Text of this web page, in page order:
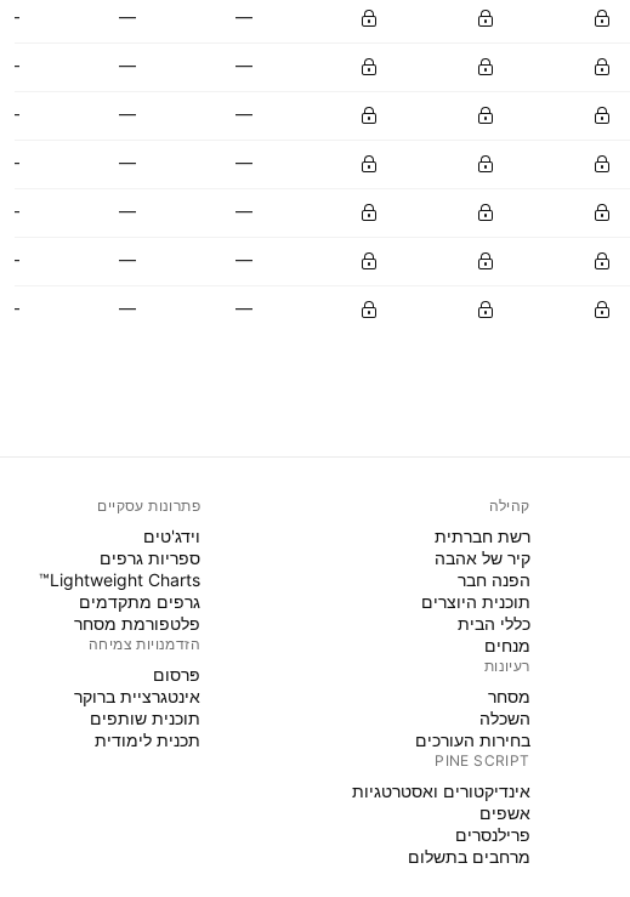
—
—
—
—
—
—
—
—
—
—
—
—
—
—
—
—
—
—
—
—
—
קהילה
רשת חברתית
קיר של אהבה
הפנה חבר
תוכנית היוצרים
כללי הבית
מנחים
רעיונות
מסחר
השכלה
בחירות העורכים
PINE SCRIPT
אינדיקטורים ואסטרטגיות
אשפים
פרילנסרים
מרחבים בתשלום
פתרונות עסקיים
וידג'טים
ספריות גרפים
Lightweight Charts™
גרפים מתקדמים
פלטפורמת מסחר
הזדמנויות צמיחה
פּרסום
אינטגרציית ברוקר
תוכנית שותפים
תכנית לימודית